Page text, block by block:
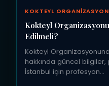
KOKTEYL
Kokteyl
Edilmeli?
Kokteyl
hakkında güncel
İstanbul için profesyon…